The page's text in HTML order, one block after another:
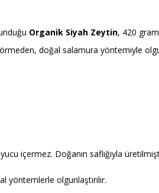
Organik Siyah Zeytin, 420
doğal salamura yöntemiyle
içermez. Doğanın saflığıyla
yöntemlerle olgunlaştırılır.